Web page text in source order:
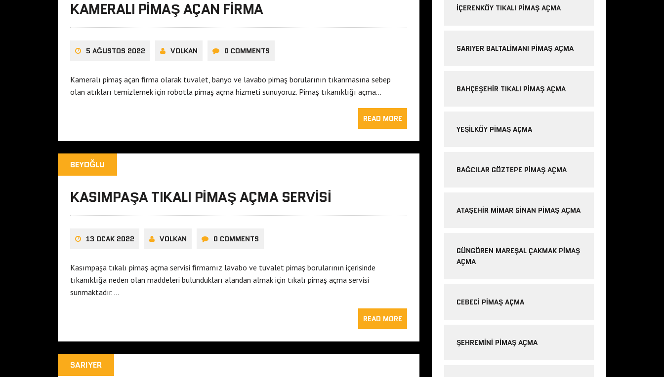
KAMERALI PIMAŞ AÇAN FIRMA
5 AĞUSTOS 2022 VOLKAN 0 COMMENTS
Kameralı pimaş açan firma olarak tuvalet, banyo ve lavabo pimaş borularının tıkanmasına sebep
olan atıkları temizlemek için robotla pimaş açma hizmeti sunuyoruz. Pimaş tıkanıklığı açma…
READ MORE
BEYOĞLU
KASIMPAŞA TIKALI PIMAŞ AÇMA SERVISI
13 OCAK 2022 VOLKAN 0 COMMENTS
Kasımpaşa tıkalı pimaş açma servisi firmamız lavabo ve tuvalet pimaş borularının içerisinde
tıkanıklığa neden olan maddeleri bulundukları alandan almak için tıkalı pimaş açma servisi
sunmaktadır. …
READ MORE
SARIYER
IÇERENKÖY TIKALI PIMAŞ AÇMA
SARIYER BALTALIMANI PIMAŞ AÇMA
BAHÇEŞEHIR TIKALI PIMAŞ AÇMA
YEŞILKÖY PIMAŞ AÇMA
BAĞCILAR GÖZTEPE PIMAŞ AÇMA
ATAŞEHIR MIMAR SINAN PIMAŞ AÇMA
GÜNGÖREN MAREŞAL ÇAKMAK PIMAŞ
AÇMA
CEBECI PIMAŞ AÇMA
ŞEHREMINI PIMAŞ AÇMA